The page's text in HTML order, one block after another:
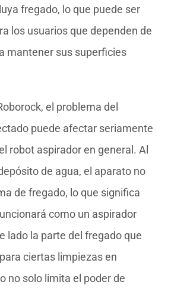
fregado, lo que puede ser
los usuarios que dependen de
mantener sus superficies
el problema del
puede afectar seriamente
robot aspirador en general. Al
de agua, el aparato no
de fregado, lo que significa
como un aspirador
lado la parte del fregado que
ciertas limpiezas en
no solo limita el poder de